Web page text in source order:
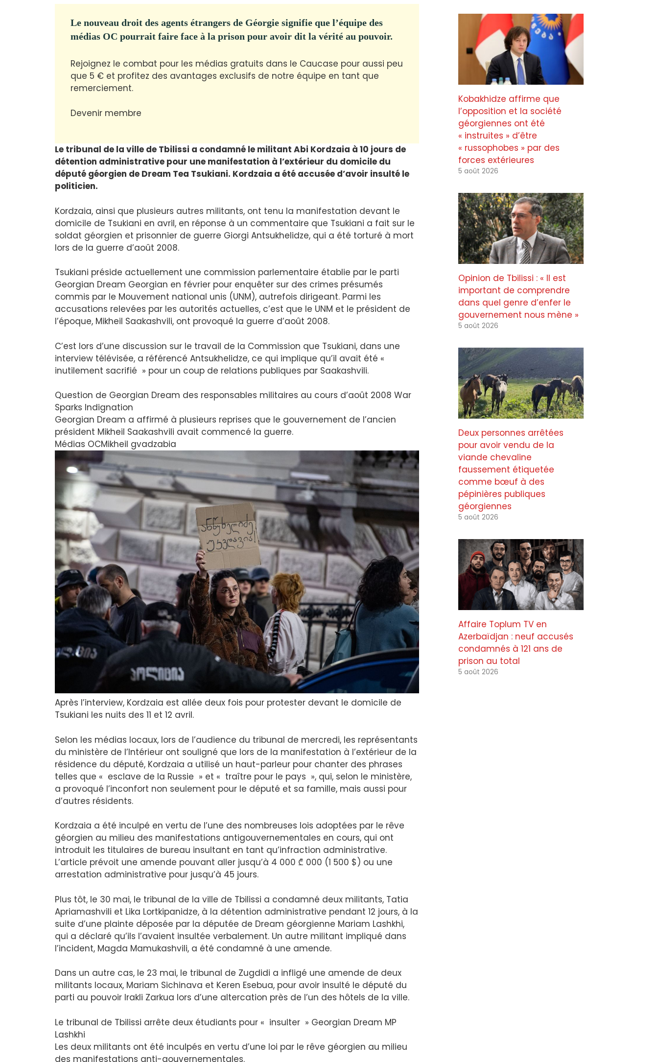
Le nouveau droit des agents étrangers de Géorgie signifie que l’équipe des
médias OC pourrait faire face à la prison pour avoir dit la vérité au pouvoir.
Rejoignez le combat pour les médias gratuits dans le Caucase pour aussi peu
que 5 € et profitez des avantages exclusifs de notre équipe en tant que
remerciement.
Devenir membre
Le tribunal de la ville de Tbilissi a condamné le militant Abi Kordzaia à 10 jours de
détention administrative pour une manifestation à l’extérieur du domicile du
député géorgien de Dream Tea Tsukiani. Kordzaia a été accusée d’avoir insulté le
politicien.
Kordzaia, ainsi que plusieurs autres militants, ont tenu la manifestation devant le
domicile de Tsukiani en avril, en réponse à un commentaire que Tsukiani a fait sur le
soldat géorgien et prisonnier de guerre Giorgi Antsukhelidze, qui a été torturé à mort
lors de la guerre d’août 2008.
Tsukiani préside actuellement une commission parlementaire établie par le parti
Georgian Dream Georgian en février pour enquêter sur des crimes présumés
commis par le Mouvement national unis (UNM), autrefois dirigeant. Parmi les
accusations relevées par les autorités actuelles, c’est que le UNM et le président de
l’époque, Mikheil Saakashvili, ont provoqué la guerre d’août 2008.
C’est lors d’une discussion sur le travail de la Commission que Tsukiani, dans une
interview télévisée, a référencé Antsukhelidze, ce qui implique qu’il avait été «
inutilement sacrifié » pour un coup de relations publiques par Saakashvili.
Question de Georgian Dream des responsables militaires au cours d’août 2008 War
Sparks Indignation
Georgian Dream a affirmé à plusieurs reprises que le gouvernement de l’ancien
président Mikheil Saakashvili avait commencé la guerre.
Médias OCMikheil gvadzabia
Après l’interview, Kordzaia est allée deux fois pour protester devant le domicile de
Tsukiani les nuits des 11 et 12 avril.
Selon les médias locaux, lors de l’audience du tribunal de mercredi, les représentants
du ministère de l’Intérieur ont souligné que lors de la manifestation à l’extérieur de la
résidence du député, Kordzaia a utilisé un haut-parleur pour chanter des phrases
telles que « esclave de la Russie » et « traître pour le pays », qui, selon le ministère,
a provoqué l’inconfort non seulement pour le député et sa famille, mais aussi pour
d’autres résidents.
Kordzaia a été inculpé en vertu de l’une des nombreuses lois adoptées par le rêve
géorgien au milieu des manifestations antigouvernementales en cours, qui ont
introduit les titulaires de bureau insultant en tant qu’infraction administrative.
L’article prévoit une amende pouvant aller jusqu’à 4 000 ₾ 000 (1 500 $) ou une
arrestation administrative pour jusqu’à 45 jours.
Plus tôt, le 30 mai, le tribunal de la ville de Tbilissi a condamné deux militants, Tatia
Apriamashvili et Lika Lortkipanidze, à la détention administrative pendant 12 jours, à la
suite d’une plainte déposée par la députée de Dream géorgienne Mariam Lashkhi,
qui a déclaré qu’ils l’avaient insultée verbalement. Un autre militant impliqué dans
l’incident, Magda Mamukashvili, a été condamné à une amende.
Dans un autre cas, le 23 mai, le tribunal de Zugdidi a infligé une amende de deux
militants locaux, Mariam Sichinava et Keren Esebua, pour avoir insulté le député du
parti au pouvoir Irakli Zarkua lors d’une altercation près de l’un des hôtels de la ville.
Le tribunal de Tbilissi arrête deux étudiants pour « insulter » Georgian Dream MP
Lashkhi
Les deux militants ont été inculpés en vertu d’une loi par le rêve géorgien au milieu
des manifestations anti-gouvernementales.
Kobakhidze affirme que
l’opposition et la société
géorgiennes ont été
« instruites » d’être
« russophobes » par des
forces extérieures
5 août 2026
Opinion de Tbilissi : « Il est
important de comprendre
dans quel genre d’enfer le
gouvernement nous mène »
5 août 2026
Deux personnes arrêtées
pour avoir vendu de la
viande chevaline
faussement étiquetée
comme bœuf à des
pépinières publiques
géorgiennes
5 août 2026
Affaire Toplum TV en
Azerbaïdjan : neuf accusés
condamnés à 121 ans de
prison au total
5 août 2026